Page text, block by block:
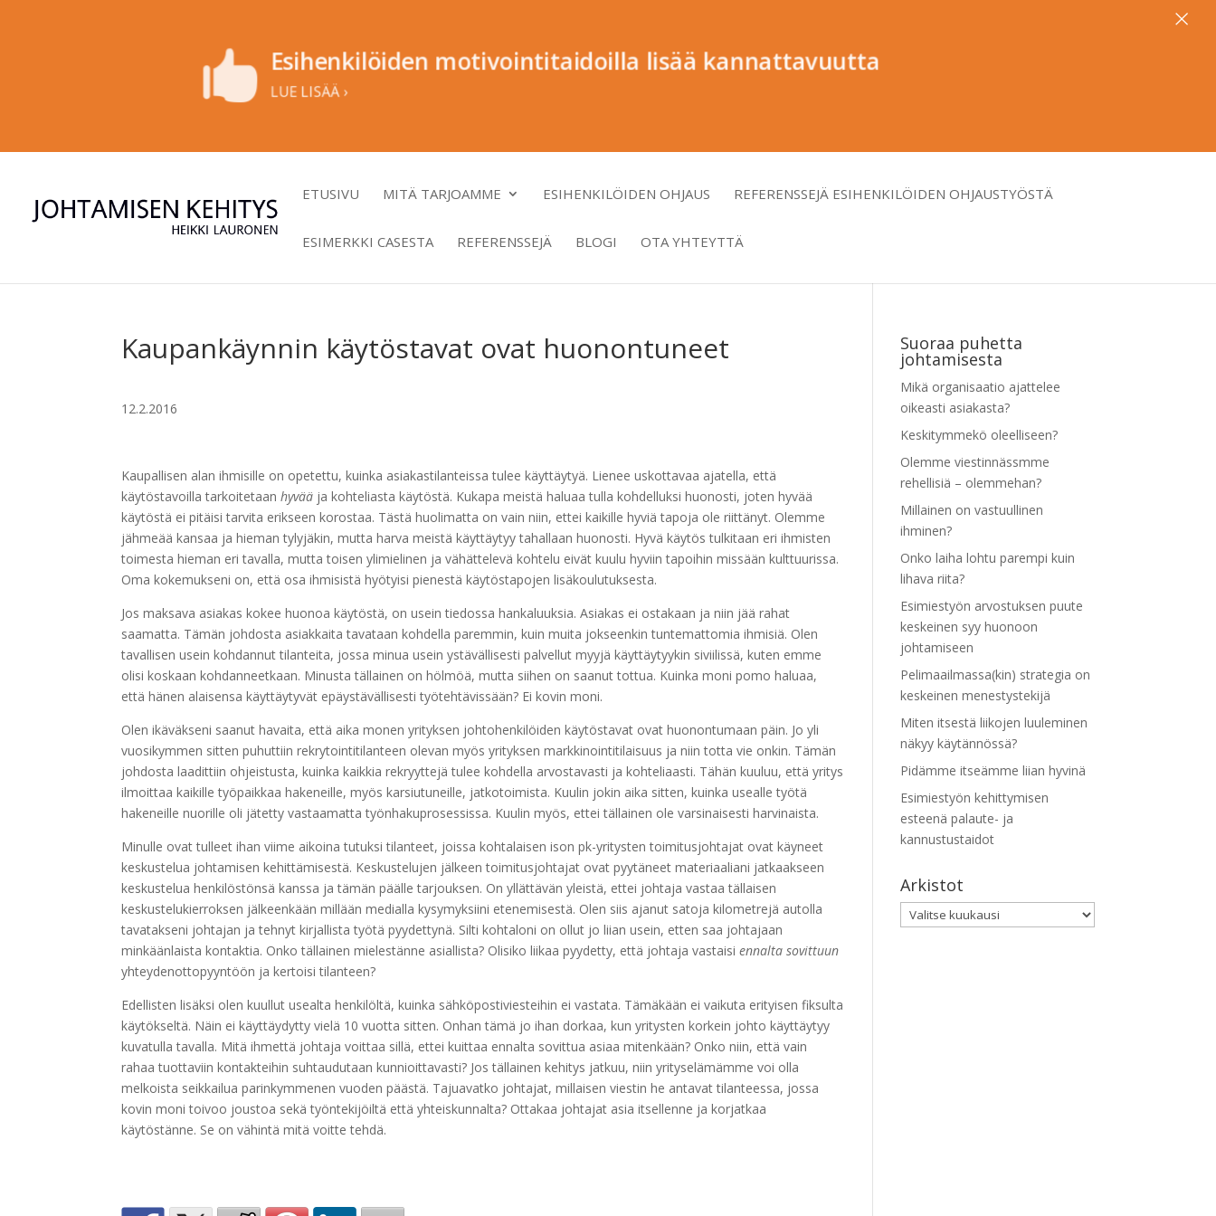
ETUSIVU MITÄ TARJOAMME ESIHENKILÖIDEN OHJAUS REFERENSSEJÄ ESIHENKILÖIDEN OHJAUSTYÖSTÄ
ESIMERKKI CASESTA REFERENSSEJÄ BLOGI OTA YHTEYTTÄ
Kaupankäynnin käytöstavat ovat huonontuneet
12.2.2016
Kaupallisen alan ihmisille on opetettu, kuinka asiakastilanteissa tulee käyttäytyä. Lienee uskottavaa ajatella, että
käytöstavoilla tarkoitetaanhyvää ja kohteliasta käytöstä. Kukapa meistä haluaa tulla kohdelluksi huonosti, joten hyvää
käytöstä ei pitäisi tarvita erikseen korostaa. Tästä huolimatta on vain niin, ettei kaikille hyviä tapoja ole riittänyt. Olemme
jähmeää kansaa ja hieman tylyjäkin, mutta harva meistä käyttäytyy tahallaan huonosti. Hyvä käytös tulkitaan eri ihmisten
toimesta hieman eri tavalla, mutta toisen ylimielinen ja vähättelevä kohtelu eivät kuulu hyviin tapoihin missään kulttuurissa.
Oma kokemukseni on, että osa ihmisistä hyötyisi pienestä käytöstapojen lisäkoulutuksesta.
Jos maksava asiakas kokee huonoa käytöstä, on usein tiedossa hankaluuksia. Asiakas ei ostakaan ja niin jää rahat
saamatta. Tämän johdosta asiakkaita tavataan kohdella paremmin, kuin muita jokseenkin tuntemattomia ihmisiä. Olen
tavallisen usein kohdannut tilanteita, jossa minua usein ystävällisesti palvellut myyjä käyttäytyykin siviilissä, kuten emme
olisi koskaan kohdanneetkaan. Minusta tällainen on hölmöä, mutta siihen on saanut tottua. Kuinka moni pomo haluaa,
että hänen alaisensa käyttäytyvät epäystävällisesti työtehtävissään? Ei kovin moni.
Olen ikäväkseni saanut havaita, että aika monen yrityksen johtohenkilöiden käytöstavat ovat huonontumaan päin. Jo yli
vuosikymmen sitten puhuttiin rekrytointitilanteen olevan myös yrityksen markkinointitilaisuus ja niin totta vie onkin. Tämän
johdosta laadittiin ohjeistusta, kuinka kaikkia rekryyttejä tulee kohdella arvostavasti ja kohteliaasti. Tähän kuuluu, että yritys
ilmoittaa kaikille työpaikkaa hakeneille, myös karsiutuneille, jatkotoimista. Kuulin jokin aika sitten, kuinka usealle työtä
hakeneille nuorille oli jätetty vastaamatta työnhakuprosessissa. Kuulin myös, ettei tällainen ole varsinaisesti harvinaista.
Minulle ovat tulleet ihan viime aikoina tutuksi tilanteet, joissa kohtalaisen ison pk-yritysten toimitusjohtajat ovat käyneet
keskustelua johtamisen kehittämisestä. Keskustelujen jälkeen toimitusjohtajat ovat pyytäneet materiaaliani jatkaakseen
keskustelua henkilöstönsä kanssa ja tämän päälle tarjouksen. On yllättävän yleistä, ettei johtaja vastaa tällaisen
keskustelukierroksen jälkeenkään millään medialla kysymyksiini etenemisestä. Olen siis ajanut satoja kilometrejä autolla
tavatakseni johtajan ja tehnyt kirjallista työtä pyydettynä. Silti kohtaloni on ollut jo liian usein, etten saa johtajaan
minkäänlaista kontaktia. Onko tällainen mielestänne asiallista? Olisiko liikaa pyydetty, että johtaja vastaisiennalta sovittuun
yhteydenottopyyntöön ja kertoisi tilanteen?
Edellisten lisäksi olen kuullut usealta henkilöltä, kuinka sähköpostiviesteihin ei vastata. Tämäkään ei vaikuta erityisen fiksulta
käytökseltä. Näin ei käyttäydytty vielä 10 vuotta sitten. Onhan tämä jo ihan dorkaa, kun yritysten korkein johto käyttäytyy
kuvatulla tavalla. Mitä ihmettä johtaja voittaa sillä, ettei kuittaa ennalta sovittua asiaa mitenkään? Onko niin, että vain
rahaa tuottaviin kontakteihin suhtaudutaan kunnioittavasti? Jos tällainen kehitys jatkuu, niin yrityselämämme voi olla
melkoista seikkailua parinkymmenen vuoden päästä. Tajuavatko johtajat, millaisen viestin he antavat tilanteessa, jossa
kovin moni toivoo joustoa sekä työntekijöiltä että yhteiskunnalta? Ottakaa johtajat asia itsellenne ja korjatkaa
käytöstänne. Se on vähintä mitä voitte tehdä.
Suoraa puhetta
johtamisesta
Mikä organisaatio ajattelee
oikeasti asiakasta?
Keskitymmekö oleelliseen?
Olemme viestinnässmme
rehellisiä – olemmehan?
Millainen on vastuullinen
ihminen?
Onko laiha lohtu parempi kuin
lihava riita?
Esimiestyön arvostuksen puute
keskeinen syy huonoon
johtamiseen
Pelimaailmassa(kin) strategia on
keskeinen menestystekijä
Miten itsestä liikojen luuleminen
näkyy käytännössä?
Pidämme itseämme liian hyvinä
Esimiestyön kehittymisen
esteenä palaute- ja
kannustustaidot
Arkistot
Arkistot
 Esihenkilöiden motivointitaidoilla lisää kannattavuutta
LUE LISÄÄ ›
×